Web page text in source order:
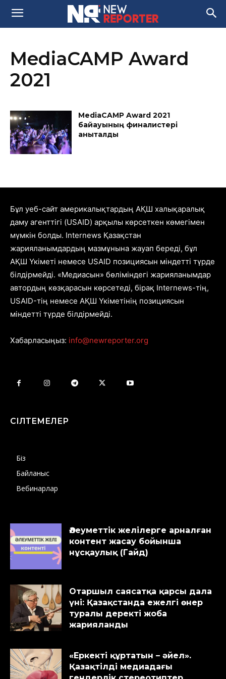
MediaCAMP Award
2021
MediaCAMP Award 2021
байқауының финалистері
анықталды
Бұл уеб-сайт америкалықтардың АҚШ халықаралық
даму агенттігі (USAID) арқылы көрсеткен көмегімен
мүмкін болды. Internews Қазақстан
жарияланымдардың мазмұнына жауап береді, бұл
АҚШ Үкіметі немесе USAID позициясын міндетті түрде
білдірмейді. «Медиасын» бөліміндегі жарияланымдар
автордың көзқарасын көрсетеді, бірақ Internews-тің,
USAID-тің немесе АҚШ Үкіметінің позициясын
міндетті түрде білдірмейді.
Хабарласыңыз: info@newreporter.org
СІЛТЕМЕЛЕР
Біз
Байланыс
Вебинарлар
Әлеуметтік желілерге арналған
контент жасау бойынша
нұсқаулық (Гайд)
Отаршыл саясатқа қарсы дала
үні: Қазақстанда ежелгі өнер
туралы деректі жоба
жарияланды
«Еркекті құртатын – әйел».
Қазақтілді медиадағы